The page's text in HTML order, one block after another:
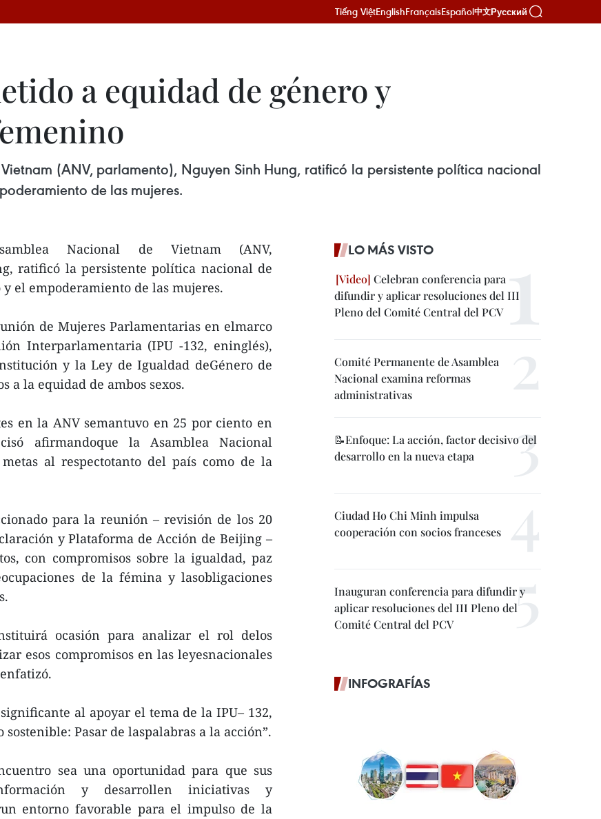
Tiếng ViệtEnglishFrançaisEspañol中文Русский
a equidad de género y
(ANV, parlamento), Nguyen Sinh Hung, ratificó la persistente política nacional
de las mujeres.
Nacional de Vietnam (ANV,
ratificó la persistente política nacional de
el empoderamiento de las mujeres.
de Mujeres Parlamentarias en elmarco
Interparlamentaria (IPU -132, eninglés),
y la Ley de Igualdad deGénero de
a la equidad de ambos sexos.
en la ANV semantuvo en 25 por ciento en
afirmandoque la Asamblea Nacional
al respectotanto del país como de la
para la reunión – revisión de los 20
y Plataforma de Acción de Beijing –
con compromisos sobre la igualdad, paz
de la fémina y lasobligaciones
ocasión para analizar el rol delos
esos compromisos en las leyesnacionales
al apoyar el tema de la IPU– 132,
Pasar de laspalabras a la acción”.
sea una oportunidad para que sus
y desarrollen iniciativas y
entorno favorable para el impulso de la
LO MÁS VISTO
Celebran conferencia para
difundir y aplicar resoluciones del III
Pleno del Comité Central del PCV
Comité Permanente de Asamblea
Nacional examina reformas
administrativas
📝Enfoque: La acción, factor decisivo del
desarrollo en la nueva etapa
Ciudad Ho Chi Minh impulsa
cooperación con socios franceses
Inauguran conferencia para difundir y
aplicar resoluciones del III Pleno del
Comité Central del PCV
INFOGRAFÍAS